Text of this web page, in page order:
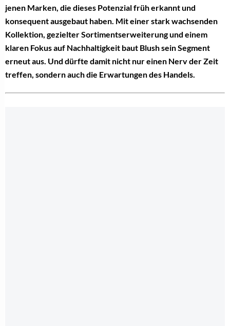
jenen Marken, die dieses Potenzial früh erkannt und
konsequent ausgebaut haben. Mit einer stark wachsenden
Kollektion, gezielter Sortimentserweiterung und einem
klaren Fokus auf Nachhaltigkeit baut Blush sein Segment
erneut aus. Und dürfte damit nicht nur einen Nerv der Zeit
treffen, sondern auch die Erwartungen des Handels.